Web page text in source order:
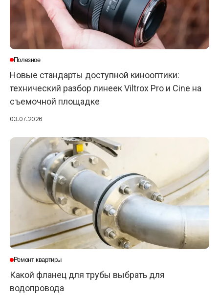
Полезное
Новые стандарты доступной кинооптики:
технический разбор линеек Viltrox Pro и Cine на
съемочной площадке
03.07.2026
Ремонт квартиры
Какой фланец для трубы выбрать для
водопровода